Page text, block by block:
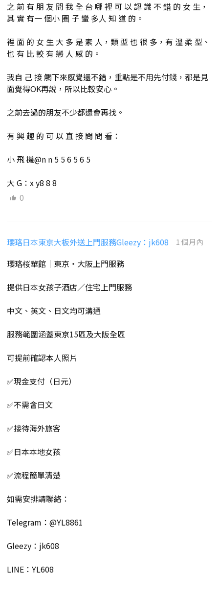
之 前 有 朋 友 問 我 全 台 哪 裡 可 以 認 識 不 錯 的 女 生，
其 實 有一 個小 圈 子 蠻 多人 知 道 的。
裡 面 的 女 生 大 多 是 素 人，類 型 也 很 多，有 溫 柔 型、
也 有 比 較 有 戀 人 感 的。
我自 己 接 觸下來感覺還不錯，重點是不用先付錢，都是見
面覺得OK再說，所以比較安心。
之前去過的朋友不少都還會再找。
有 興 趣 的 可 以 直 接 問 問 看：
小 飛 機@n n 5 5 6 5 6 5
大 G：x y8 8 8
0
瓔珞日本東京大板外送上門服務Gleezy：jk608 1 個月內
瓔珞桜華館｜東京・大阪上門服務
提供日本女孩子酒店／住宅上門服務
中文、英文、日文均可溝通
服務範圍涵蓋東京15區及大阪全區
可提前確認本人照片
✅現金支付（日元）
✅不需會日文
✅接待海外旅客
✅日本本地女孩
✅流程簡單清楚
如需安排請聯絡：
Telegram：@YL8861
Gleezy：jk608
LINE：YL608